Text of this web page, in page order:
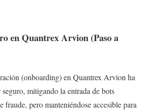
en Quantrex Arvion (Paso a
(onboarding) en Quantrex Arvion ha
mitigando la entrada de bots
fraude, pero manteniéndose accesible para